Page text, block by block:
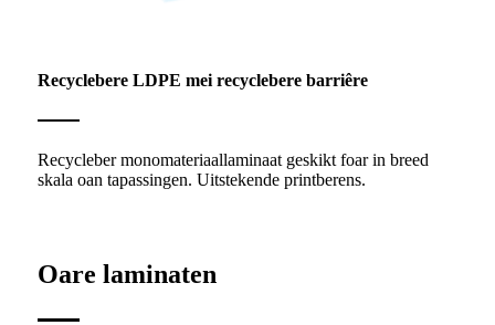
Recyclebere LDPE mei recyclebere barriêre
Recycleber monomateriaallaminaat geskikt foar in breed
skala oan tapassingen. Uitstekende printberens.
Oare laminaten